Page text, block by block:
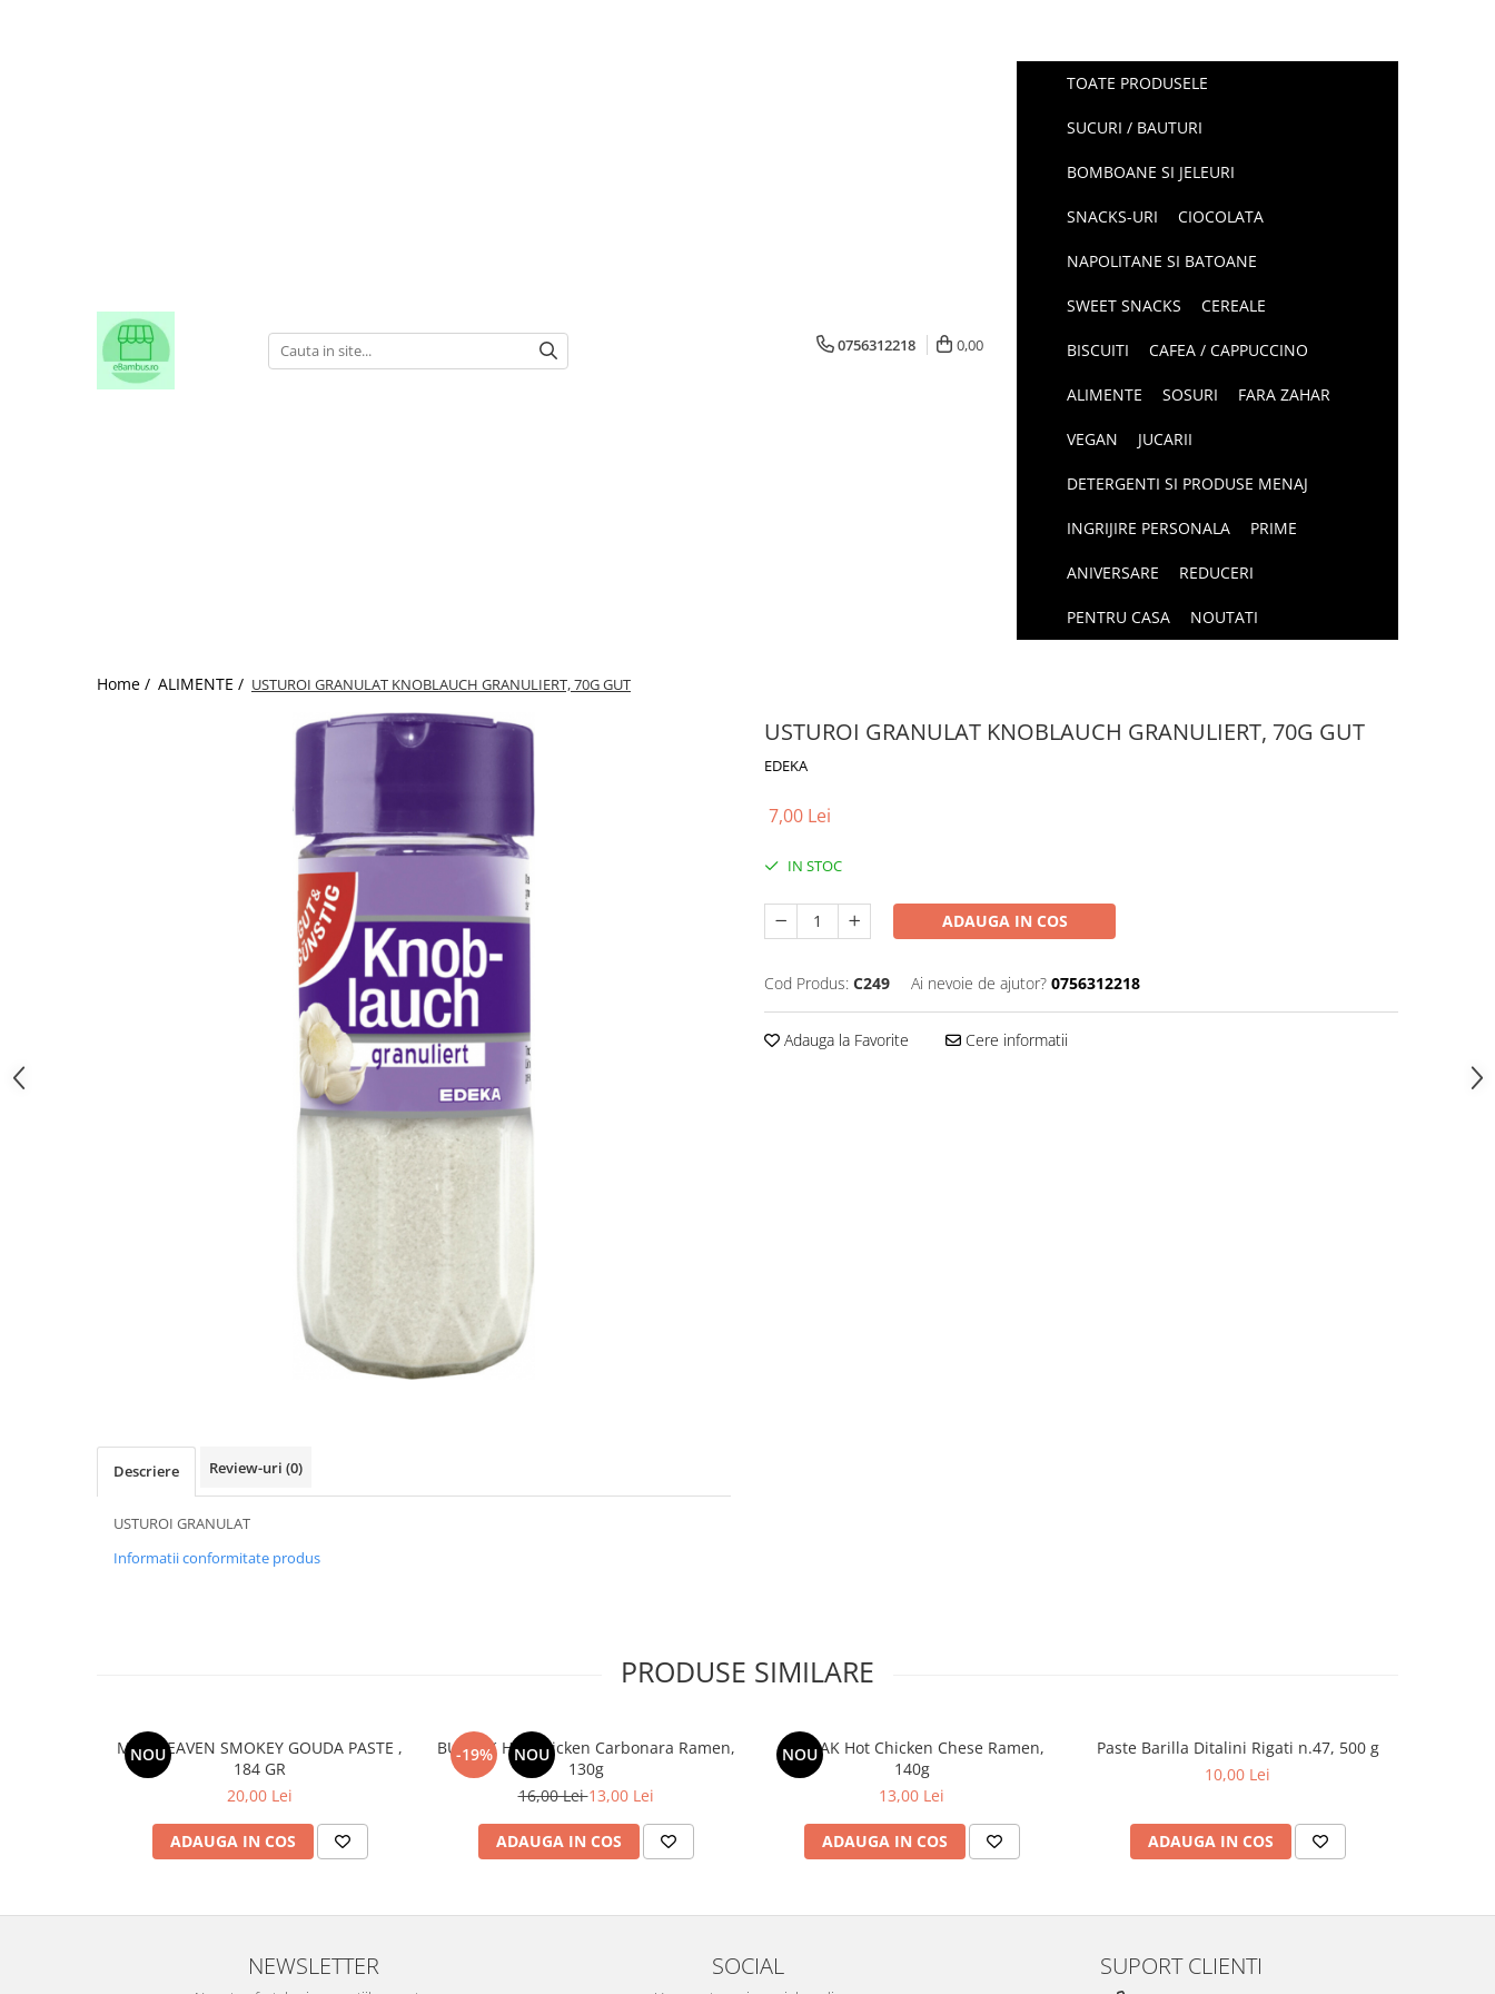
0756312218 0,00
TOATE PRODUSELE
SUCURI / BAUTURI
BOMBOANE SI JELEURI
SNACKS-URI CIOCOLATA
NAPOLITANE SI BATOANE
SWEET SNACKS CEREALE
BISCUITI CAFEA / CAPPUCCINO
ALIMENTE SOSURI FARA ZAHAR
VEGAN JUCARII
DETERGENTI SI PRODUSE MENAJ
INGRIJIRE PERSONALA PRIME
ANIVERSARE REDUCERI
PENTRU CASA NOUTATI
Home / ALIMENTE / USTUROI GRANULAT KNOBLAUCH GRANULIERT, 70G GUT
USTUROI GRANULAT KNOBLAUCH GRANULIERT, 70G GUT
EDEKA
7,00 Lei
IN STOC
ADAUGA IN COS
Cod Produs: C249 Ai nevoie de ajutor? 0756312218
Adauga la Favorite Cere informatii
Descriere Review-uri (0)
USTUROI GRANULAT
Informatii conformitate produs
PRODUSE SIMILARE
NOU
MAC HEAVEN SMOKEY GOUDA PASTE ,
184 GR
20,00 Lei
ADAUGA IN COS
-19% NOU
BULDAK Hot Chicken Carbonara Ramen,
130g
16,00 Lei13,00 Lei
ADAUGA IN COS
NOU
BULDAK Hot Chicken Chese Ramen,
140g
13,00 Lei
ADAUGA IN COS
Paste Barilla Ditalini Rigati n.47, 500 g
10,00 Lei
ADAUGA IN COS
NEWSLETTER SOCIAL SUPORT CLIENTI